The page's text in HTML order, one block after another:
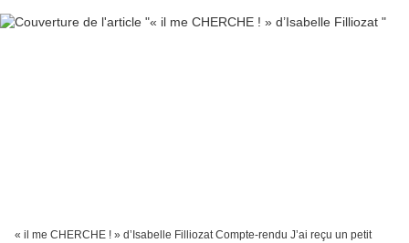
« il me CHERCHE ! » d’Isabelle Filliozat Compte-rendu J’ai reçu un petit